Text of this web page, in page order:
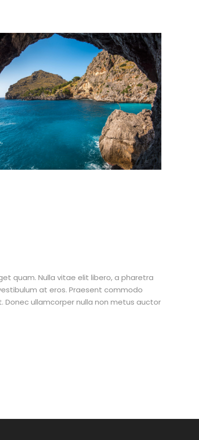
quam. Nulla vitae elit libero, a pharetra
at eros. Praesent commodo
Donec ullamcorper nulla non metus auctor